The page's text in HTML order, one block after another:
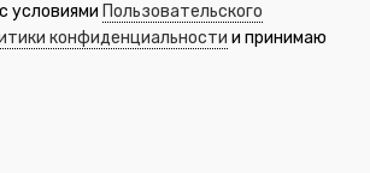
условиями Пользовательского
конфиденциальности и принимаю